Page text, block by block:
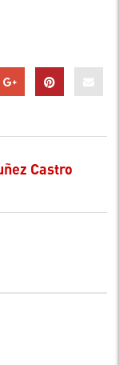
Castro